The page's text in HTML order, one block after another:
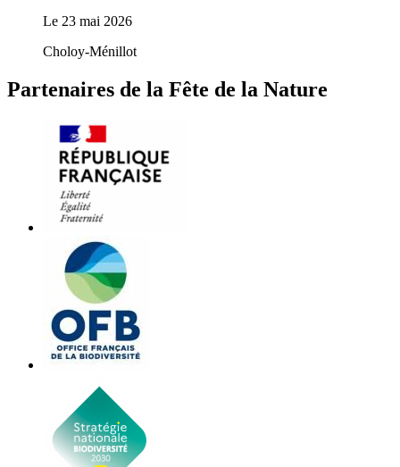
Le 23 mai 2026
Choloy-Ménillot
Partenaires de la Fête de la Nature